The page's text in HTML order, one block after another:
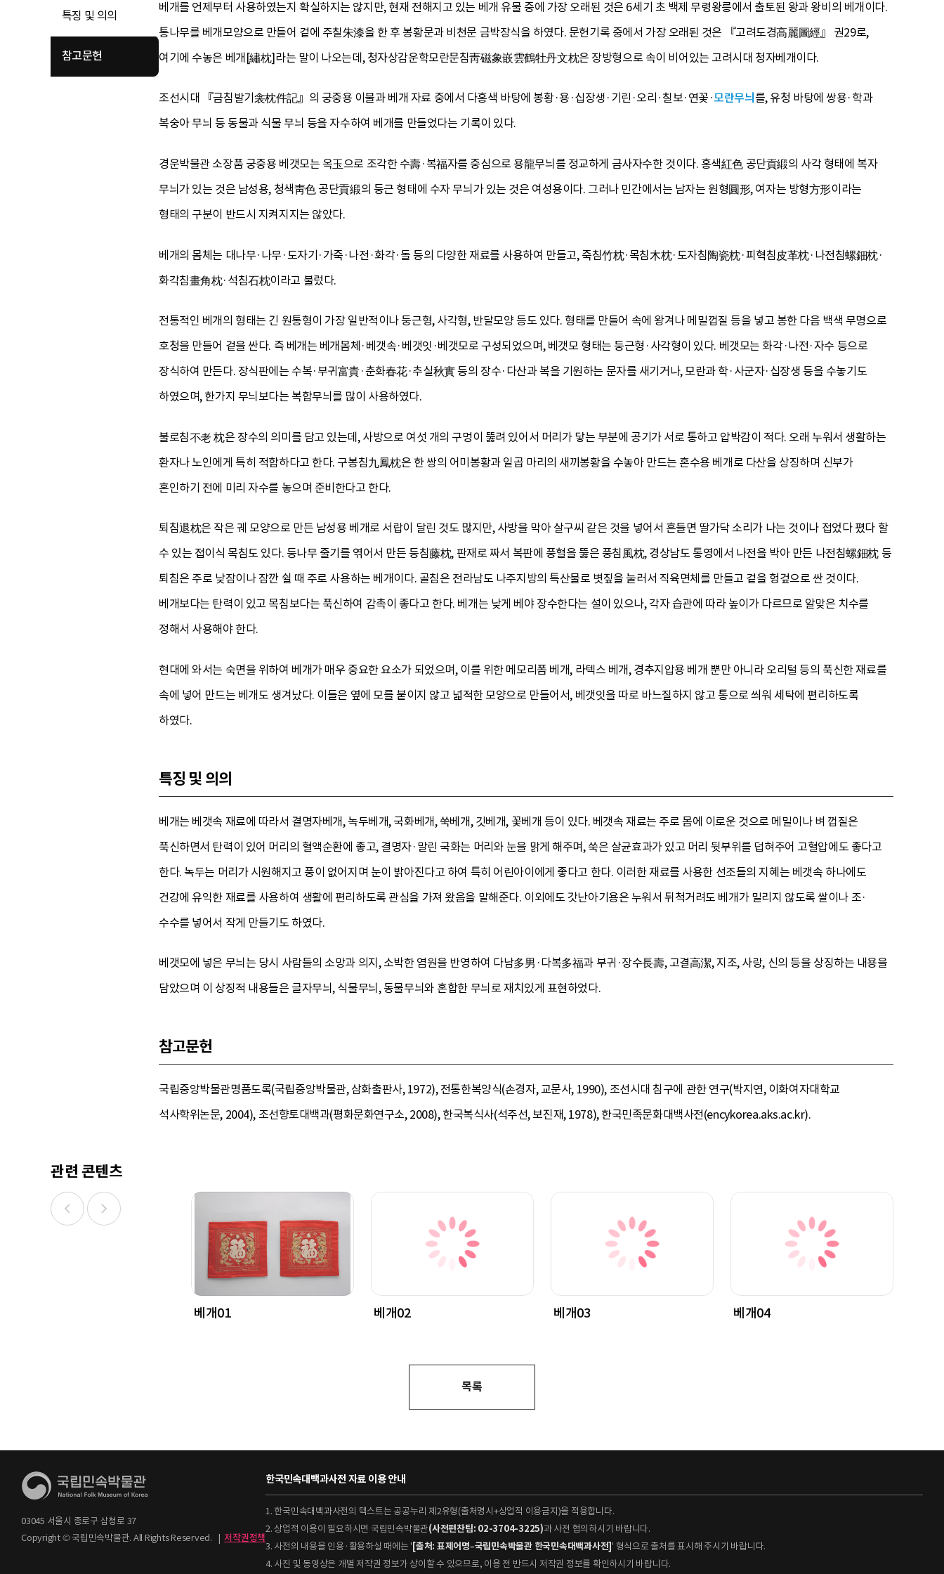
특징 및 의의
참고문헌
베개를 언제부터 사용하였는지 확실하지는 않지만, 현재 전해지고 있는 베개 유물 중에 가장 오래된 것은 6세기 초 백제 무령왕릉에서 출토된 왕과 왕비의 베개이다.
통나무를 베개모양으로 만들어 겉에 주칠朱漆을 한 후 봉황문과 비천문 금박장식을 하였다. 문헌기록 중에서 가장 오래된 것은 『고려도경高麗圖經』 권29로,
여기에 수놓은 베개[繡枕]라는 말이 나오는데, 청자상감운학모란문침靑磁象嵌雲鶴牡丹文枕은 장방형으로 속이 비어있는 고려시대 청자베개이다.
조선시대 『금침발기衾枕件記』의 궁중용 이불과 베개 자료 중에서 다홍색 바탕에 봉황·용·십장생·기린·오리·칠보·연꽃·모란무늬를, 유청 바탕에 쌍용·학과
복숭아 무늬 등 동물과 식물 무늬 등을 자수하여 베개를 만들었다는 기록이 있다.
경운박물관 소장품 궁중용 베갯모는 옥玉으로 조각한 수壽·복福자를 중심으로 용龍무늬를 정교하게 금사자수한 것이다. 홍색紅色 공단貢緞의 사각 형태에 복자
무늬가 있는 것은 남성용, 청색靑色 공단貢緞의 둥근 형태에 수자 무늬가 있는 것은 여성용이다. 그러나 민간에서는 남자는 원형圓形, 여자는 방형方形이라는
형태의 구분이 반드시 지켜지지는 않았다.
베개의 몸체는 대나무·나무·도자기·가죽·나전·화각·돌 등의 다양한 재료를 사용하여 만들고, 죽침竹枕·목침木枕·도자침陶瓷枕·피혁침皮革枕·나전침螺鈿枕·
화각침畫角枕·석침石枕이라고 불렀다.
전통적인 베개의 형태는 긴 원통형이 가장 일반적이나 둥근형, 사각형, 반달모양 등도 있다. 형태를 만들어 속에 왕겨나 메밀껍질 등을 넣고 봉한 다음 백색 무명으로
호청을 만들어 겉을 싼다. 즉 베개는 베개몸체·베갯속·베갯잇·베갯모로 구성되었으며, 베갯모 형태는 둥근형·사각형이 있다. 베갯모는 화각·나전·자수 등으로
장식하여 만든다. 장식판에는 수복·부귀富貴·춘화春花·추실秋實 등의 장수·다산과 복을 기원하는 문자를 새기거나, 모란과 학·사군자·십장생 등을 수놓기도
하였으며, 한가지 무늬보다는 복합무늬를 많이 사용하였다.
불로침不老 枕은 장수의 의미를 담고 있는데, 사방으로 여섯 개의 구멍이 뚫려 있어서 머리가 닿는 부분에 공기가 서로 통하고 압박감이 적다. 오래 누워서 생활하는
환자나 노인에게 특히 적합하다고 한다. 구봉침九鳳枕은 한 쌍의 어미봉황과 일곱 마리의 새끼봉황을 수놓아 만드는 혼수용 베개로 다산을 상징하며 신부가
혼인하기 전에 미리 자수를 놓으며 준비한다고 한다.
퇴침退枕은 작은 궤 모양으로 만든 남성용 베개로 서랍이 달린 것도 많지만, 사방을 막아 살구씨 같은 것을 넣어서 흔들면 딸가닥 소리가 나는 것이나 접었다 폈다 할
수 있는 접이식 목침도 있다. 등나무 줄기를 엮어서 만든 등침藤枕, 판재로 짜서 복판에 풍혈을 뚫은 풍침風枕, 경상남도 통영에서 나전을 박아 만든 나전침螺鈿枕 등
퇴침은 주로 낮잠이나 잠깐 쉴 때 주로 사용하는 베개이다. 골침은 전라남도 나주지방의 특산물로 볏짚을 눌러서 직육면체를 만들고 겉을 헝겊으로 싼 것이다.
베개보다는 탄력이 있고 목침보다는 푹신하여 감촉이 좋다고 한다. 베개는 낮게 베야 장수한다는 설이 있으나, 각자 습관에 따라 높이가 다르므로 알맞은 치수를
정해서 사용해야 한다.
현대에 와서는 숙면을 위하여 베개가 매우 중요한 요소가 되었으며, 이를 위한 메모리폼 베개, 라텍스 베개, 경추지압용 베개 뿐만 아니라 오리털 등의 푹신한 재료를
속에 넣어 만드는 베개도 생겨났다. 이들은 옆에 모를 붙이지 않고 넓적한 모양으로 만들어서, 베갯잇을 따로 바느질하지 않고 통으로 씌워 세탁에 편리하도록
하였다.
특징 및 의의
베개는 베갯속 재료에 따라서 결명자베개, 녹두베개, 국화베개, 쑥베개, 깃베개, 꽃베개 등이 있다. 베갯속 재료는 주로 몸에 이로운 것으로 메밀이나 벼 껍질은
푹신하면서 탄력이 있어 머리의 혈액순환에 좋고, 결명자·말린 국화는 머리와 눈을 맑게 해주며, 쑥은 살균효과가 있고 머리 뒷부위를 덥혀주어 고혈압에도 좋다고
한다. 녹두는 머리가 시원해지고 풍이 없어지며 눈이 밝아진다고 하여 특히 어린아이에게 좋다고 한다. 이러한 재료를 사용한 선조들의 지혜는 베갯속 하나에도
건강에 유익한 재료를 사용하여 생활에 편리하도록 관심을 가져 왔음을 말해준다. 이외에도 갓난아기용은 누워서 뒤척거려도 베개가 밀리지 않도록 쌀이나 조·
수수를 넣어서 작게 만들기도 하였다.
베갯모에 넣은 무늬는 당시 사람들의 소망과 의지, 소박한 염원을 반영하여 다남多男·다복多福과 부귀·장수長壽, 고결高潔, 지조, 사랑, 신의 등을 상징하는 내용을
담았으며 이 상징적 내용들은 글자무늬, 식물무늬, 동물무늬와 혼합한 무늬로 재치있게 표현하었다.
참고문헌
국립중앙박물관명품도록(국립중앙박물관, 삼화출판사, 1972), 전통한복양식(손경자, 교문사, 1990), 조선시대 침구에 관한 연구(박지연, 이화여자대학교
석사학위논문, 2004), 조선향토대백과(평화문화연구소, 2008), 한국복식사(석주선, 보진재, 1978), 한국민족문화대백사전(encykorea.aks.ac.kr).
관련 콘텐츠
베개01 베개02 베개03 베개04
목록
03045 서울시 종로구 삼청로 37
Copyright © 국립민속박물관. All Rights Reserved.
| 저작권정책
한국민속대백과사전 자료 이용 안내
1. 한국민속대백과사전의 텍스트는 공공누리 제2유형(출처명시+상업적 이용금지)을 적용합니다.
2. 상업적 이용이 필요하시면 국립민속박물관(사전편찬팀: 02-3704-3225)과 사전 협의하시기 바랍니다.
3. 사전의 내용을 인용·활용하실 때에는 ' [출처: 표제어명–국립민속박물관 한국민속대백과사전] ' 형식으로 출처를 표시해 주시기 바랍니다.
4. 사진 및 동영상은 개별 저작권 정보가 상이할 수 있으므로, 이용 전 반드시 저작권 정보를 확인하시기 바랍니다.